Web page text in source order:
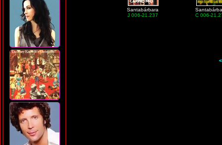
Santabárbara
J 006-21.237
C 006-